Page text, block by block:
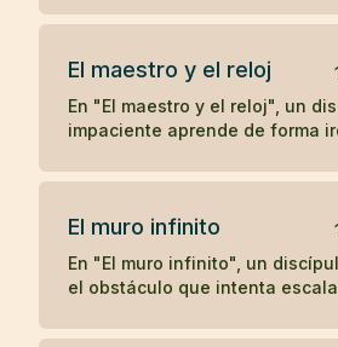
ilustrando la enseñanza zen
nuestro propio corazón.
El maestro y el reloj
En "El maestro y el reloj", un
impaciente aprende de forma
enseñanza zen sobre la
El muro infinito
En "El muro infinito", un
el obstáculo que intenta
necesitaba superarlo.